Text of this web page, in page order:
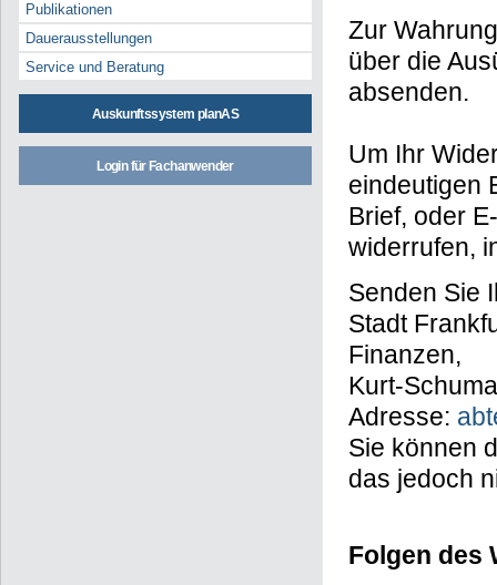
Publikationen
Dauerausstellungen
Service und Beratung
Auskunftssystem planAS
Login für Fachanwender
Zur
über die
absenden.
Um Ihr
eindeutigen
Brief, oder
widerrufen,
Senden Sie
Stadt
Finanzen,
Kurt-
Adresse:
Sie können
das jedoch
Folgen des